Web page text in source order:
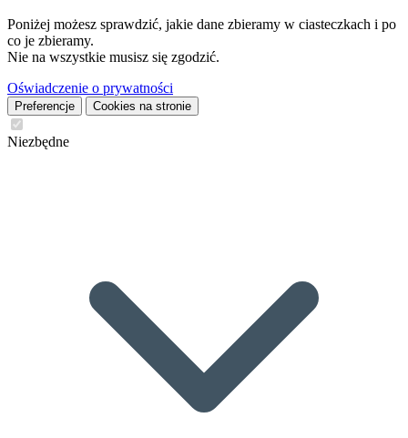
Poniżej możesz sprawdzić, jakie dane zbieramy w ciasteczkach i po
co je zbieramy.
Nie na wszystkie musisz się zgodzić.
Oświadczenie o prywatności
Preferencje Cookies na stronie
Niezbędne